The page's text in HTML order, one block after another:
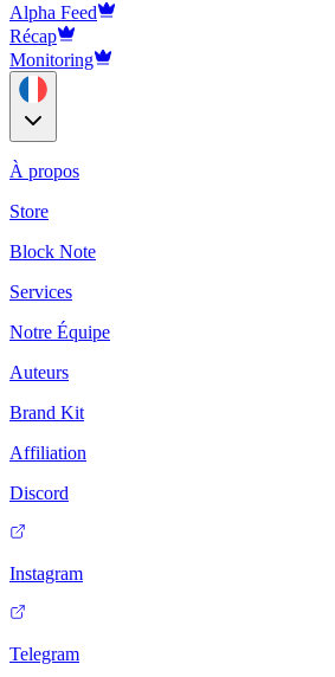
Alpha Feed
Récap
Monitoring
À propos
Store
Block Note
Services
Notre Équipe
Auteurs
Brand Kit
Affiliation
Discord
Instagram
Telegram